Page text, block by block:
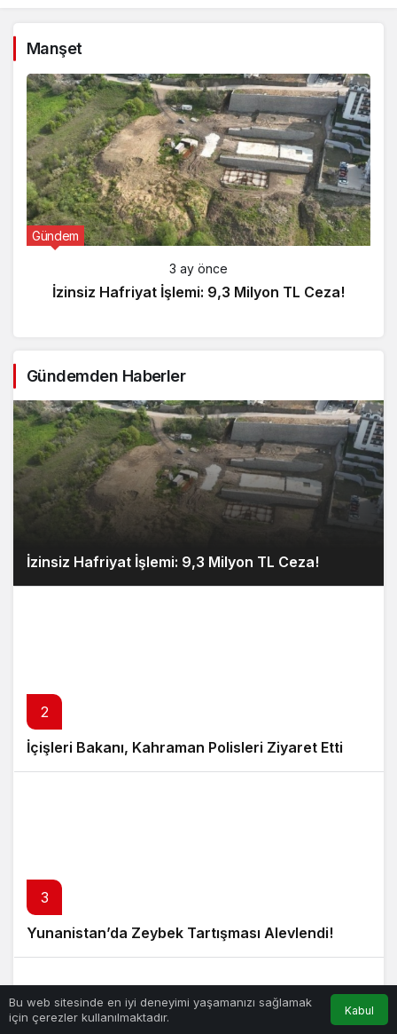
Manşet
Gündem
3 ay önce
İzinsiz Hafriyat İşlemi: 9,3 Milyon TL Ceza!
Gündemden Haberler
İzinsiz Hafriyat İşlemi: 9,3 Milyon TL Ceza!
2
İçişleri Bakanı, Kahraman Polisleri Ziyaret Etti
3
Yunanistan’da Zeybek Tartışması Alevlendi!
Bu web sitesinde en iyi deneyimi yaşamanızı sağlamak
için çerezler kullanılmaktadır.
Kabul